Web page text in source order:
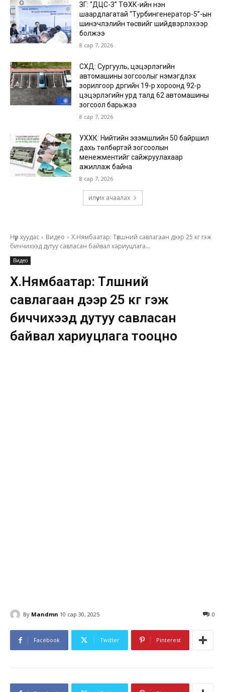
ЗГ: “ДЦС-3” ТӨХК-ийн нэн
шаардлагатай “Турбингенератор-5”-ын
шинэчлэлийн төсвийг шийдвэрлэхээр
болжээ
8 сар 7, 2026
СХД: Сургууль, цэцэрлэгийн
автомашины зогсоолыг нэмэгдүүлэх
зорилгоор дүүргийн 19-р хороонд 92-р
цэцэрлэгийн урд талд 62 автомашины
зогсоол барьжээ
8 сар 7, 2026
УХХК: Нийтийн эзэмшлийн 50 байршил
дахь төлбөртэй зогсоолын
менежментийг сайжруулахаар
ажиллаж байна
8 сар 7, 2026
илүү их ачаалах